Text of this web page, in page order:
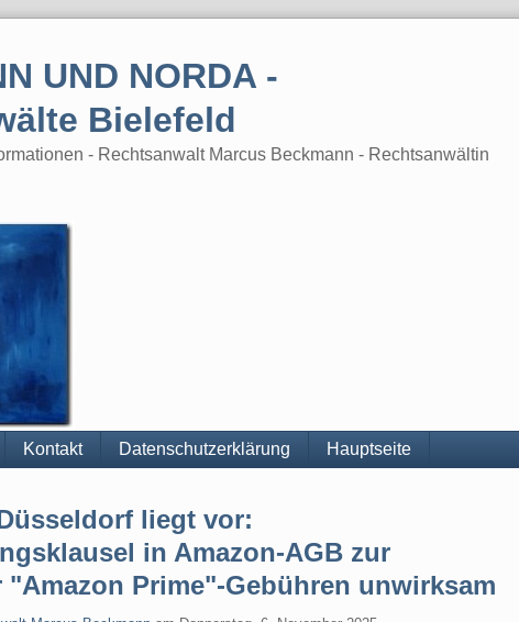
UND NORDA -
Bielefeld
- Rechtsanwalt Marcus Beckmann - Rechtsanwältin
Kontakt Datenschutzerklärung Hauptseite
liegt vor:
in Amazon-AGB zur
"Amazon Prime"-Gebühren unwirksam